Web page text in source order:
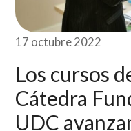
17 octubre 2022
Los cursos
Cátedra
UDC